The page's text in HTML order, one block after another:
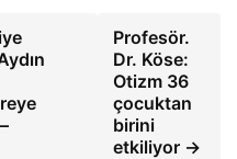
Profesör.
Dr. Köse:
Otizm 36
çocuktan
birini
etkiliyor →